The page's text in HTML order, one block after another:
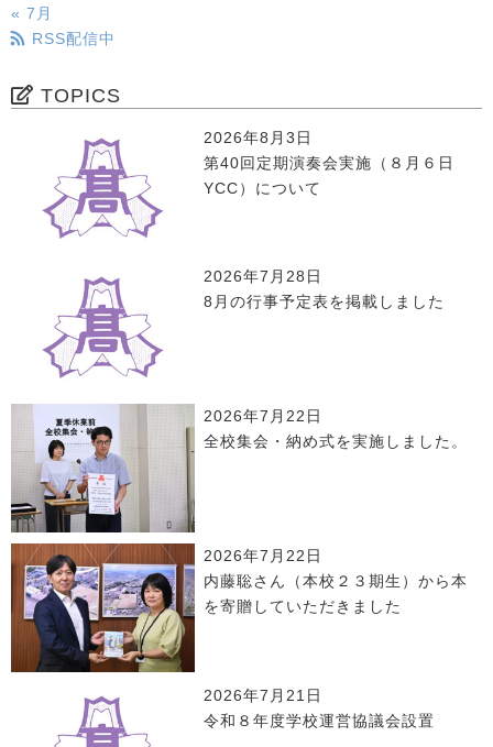
« 7月
RSS配信中
TOPICS
2026年8月3日
第40回定期演奏会実施（８月６日
YCC）について
2026年7月28日
8月の行事予定表を掲載しました
2026年7月22日
全校集会・納め式を実施しました。
2026年7月22日
内藤聡さん（本校２３期生）から本
を寄贈していただきました
2026年7月21日
令和８年度学校運営協議会設置